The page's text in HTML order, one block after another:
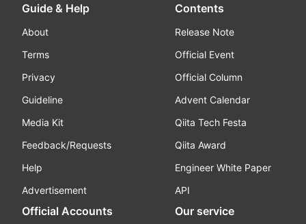
Guide & Help
About
Terms
Privacy
Guideline
Media Kit
Feedback/Requests
Help
Advertisement
Contents
Release Note
Official Event
Official Column
Advent Calendar
Qiita Tech Festa
Qiita Award
Engineer White Paper
API
Official Accounts Our service